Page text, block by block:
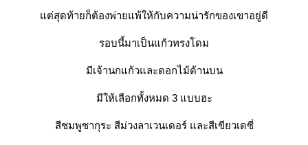
ต่สุดท้ายก็ต้องพ่ายแพ้ให้กับความน่ารักของเขาอยู่ดี
รอบนี้มาเป็นแก้วทรงโดม
มีเจ้านกแก้วและดอกไม้ด้านบน
มีให้เลือกทั้งหมด 3 แบบฮะ
สีชมพูซากุระ สีม่วงลาเวนเดอร์ และสีเขียวเดซี่